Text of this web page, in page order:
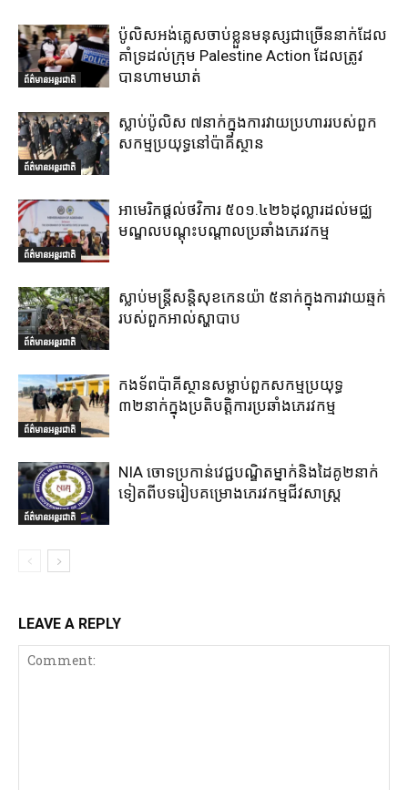
ព័ត៌មានអន្តរជាតិ
ប៉ូលិសអង់គ្លេសចាប់ខ្លួនមនុស្សជាច្រើននាក់ដែល
គាំទ្រដល់ក្រុម Palestine Action ដែលត្រូវ
បានហាមឃាត់
ព័ត៌មានអន្តរជាតិ
ស្លាប់ប៉ូលិស ៧នាក់ក្នុងការវាយប្រហាររបស់ពួក
សកម្មប្រយុទ្ធនៅប៉ាគីស្ថាន
ព័ត៌មានអន្តរជាតិ
អាមេរិកផ្តល់ថវិការ ៥០១.៤២៦ដុល្លារដល់មជ្ឈ
មណ្ឌលបណ្តុះបណ្តាលប្រឆាំងភេរវកម្ម
ព័ត៌មានអន្តរជាតិ
ស្លាប់មន្ត្រីសន្តិសុខកេនយ៉ា ៥នាក់ក្នុងការវាយឆ្មក់
របស់ពួកអាល់ស្ហាបាប
ព័ត៌មានអន្តរជាតិ
កងទ័ពប៉ាគីស្ថានសម្លាប់ពួកសកម្មប្រយុទ្ធ
៣២នាក់ក្នុងប្រតិបត្តិការប្រឆាំងភេរវកម្ម
ព័ត៌មានអន្តរជាតិ
NIA ចោទប្រកាន់វេជ្ជបណ្ឌិតម្នាក់និងដៃគូ២នាក់
ទៀតពីបទរៀបគម្រោងភេរវកម្មជីវសាស្ត្រ
LEAVE A REPLY